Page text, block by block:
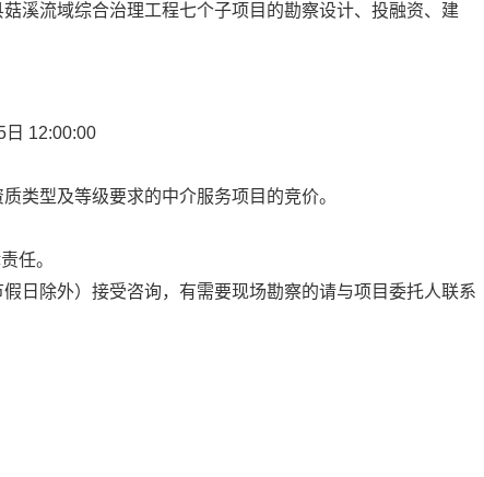
溪流域综合治理工程七个子项目的勘察设计、投融资、建
日 12:00:00
类型及等级要求的中介服务项目的竞价。
任。
假日除外）接受咨询，有需要现场勘察的请与项目委托人联系